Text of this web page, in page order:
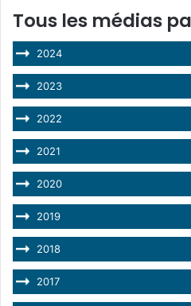
Tous les médias
2024
2023
2022
2021
2020
2019
2018
2017